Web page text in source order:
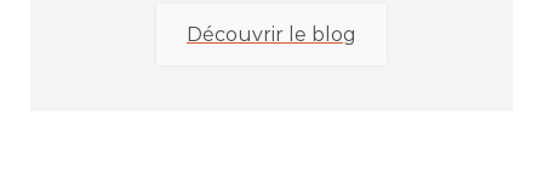
Découvrir le blog